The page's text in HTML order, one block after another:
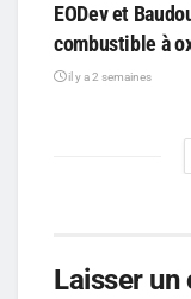
EODev et
combustible à
il y a 2 semaines
Laisser